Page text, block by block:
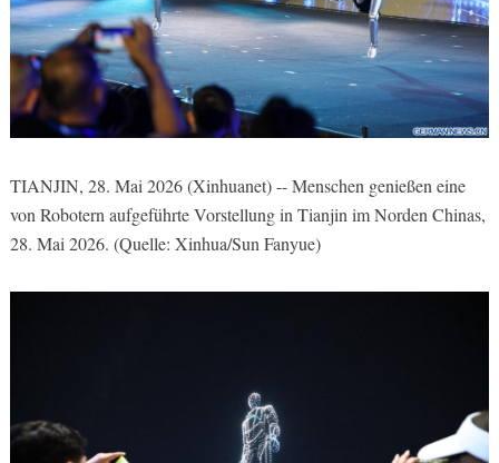
TIANJIN, 28. Mai 2026 (Xinhuanet) -- Menschen genießen eine
von Robotern aufgeführte Vorstellung in Tianjin im Norden Chinas,
28. Mai 2026. (Quelle: Xinhua/Sun Fanyue)